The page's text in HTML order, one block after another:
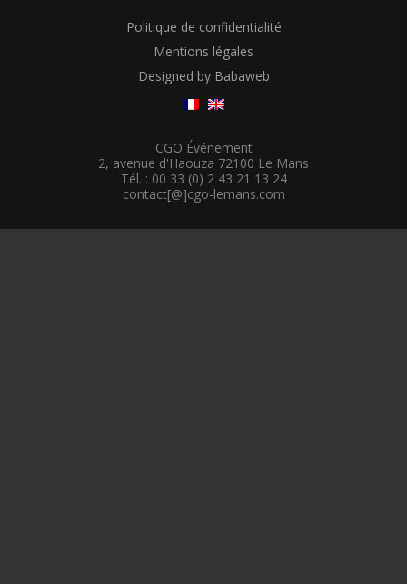
Politique de confidentialité
Mentions légales
Designed by Babaweb
CGO Événement
2, avenue d'Haouza 72100 Le Mans
Tél. : 00 33 (0) 2 43 21 13 24
contact[@]cgo-lemans.com